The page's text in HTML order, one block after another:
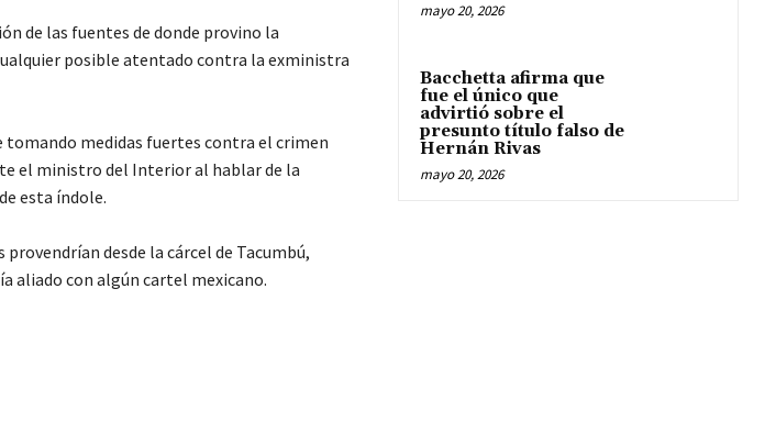
de las fuentes de donde provino la
posible atentado contra la exministra
tomando medidas fuertes contra el crimen
el ministro del Interior al hablar de la
esta índole.
desde la cárcel de Tacumbú,
aliado con algún cartel mexicano.
mayo 20, 2026
Bacchetta afirma que
fue el único que
advirtió sobre el
presunto título falso de
Hernán Rivas
mayo 20, 2026